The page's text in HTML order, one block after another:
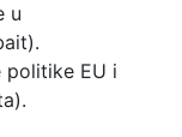
u
politike EU i